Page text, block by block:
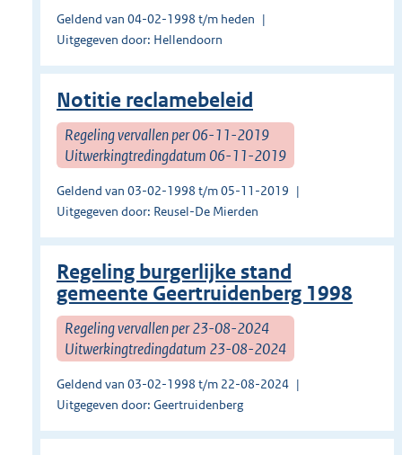
Geldend van 04-02-1998 t/m heden
Uitgegeven door: Hellendoorn
Notitie reclamebeleid
Regeling vervallen per 06-11-2019
Uitwerkingtredingdatum 06-11-2019
Geldend van 03-02-1998 t/m 05-11-2019
Uitgegeven door: Reusel-De Mierden
Regeling burgerlijke stand
gemeente Geertruidenberg 1998
Regeling vervallen per 23-08-2024
Uitwerkingtredingdatum 23-08-2024
Geldend van 03-02-1998 t/m 22-08-2024
Uitgegeven door: Geertruidenberg